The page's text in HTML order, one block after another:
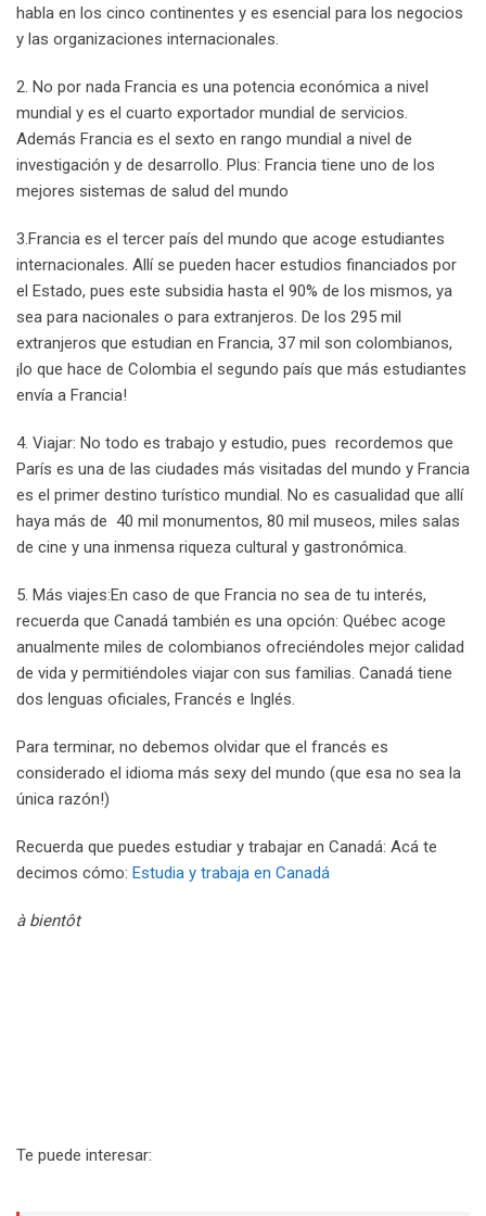
habla en los cinco continentes y es esencial para los negocios
y las organizaciones internacionales.
2. No por nada Francia es una potencia económica a nivel
mundial y es el cuarto exportador mundial de servicios.
Además Francia es el sexto en rango mundial a nivel de
investigación y de desarrollo. Plus: Francia tiene uno de los
mejores sistemas de salud del mundo
3.Francia es el tercer país del mundo que acoge estudiantes
internacionales. Allí se pueden hacer estudios financiados por
el Estado, pues este subsidia hasta el 90% de los mismos, ya
sea para nacionales o para extranjeros. De los 295 mil
extranjeros que estudian en Francia, 37 mil son colombianos,
¡lo que hace de Colombia el segundo país que más estudiantes
envía a Francia!
4. Viajar: No todo es trabajo y estudio, pues recordemos que
París es una de las ciudades más visitadas del mundo y Francia
es el primer destino turístico mundial. No es casualidad que allí
haya más de 40 mil monumentos, 80 mil museos, miles salas
de cine y una inmensa riqueza cultural y gastronómica.
5. Más viajes:En caso de que Francia no sea de tu interés,
recuerda que Canadá también es una opción: Québec acoge
anualmente miles de colombianos ofreciéndoles mejor calidad
de vida y permitiéndoles viajar con sus familias. Canadá tiene
dos lenguas oficiales, Francés e Inglés.
Para terminar, no debemos olvidar que el francés es
considerado el idioma más sexy del mundo (que esa no sea la
única razón!)
Recuerda que puedes estudiar y trabajar en Canadá: Acá te
decimos cómo: Estudia y trabaja en Canadá
à bientôt
Te puede interesar: